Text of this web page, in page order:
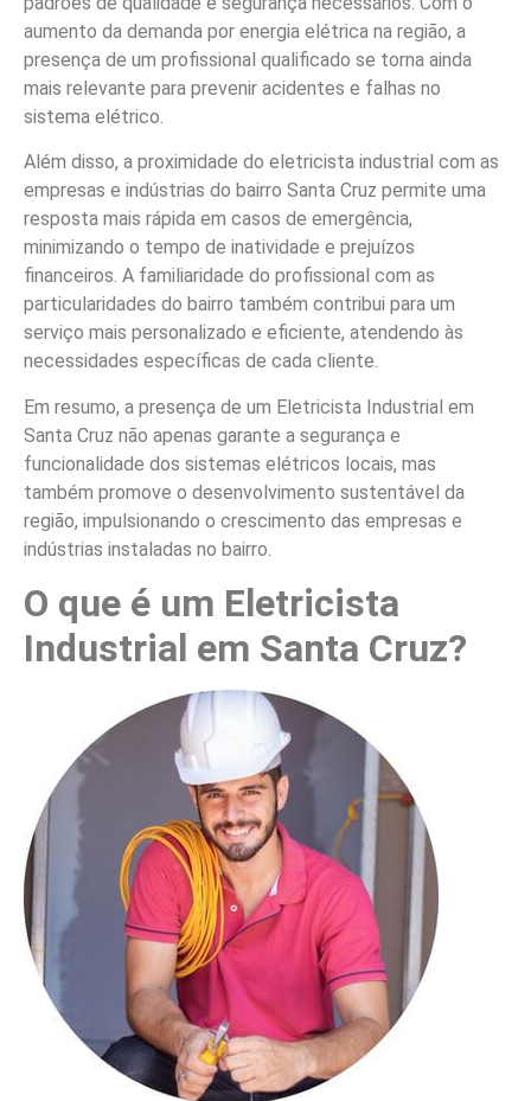
aumento da demanda por energia elétrica na região, a
presença de um profissional qualificado se torna ainda
mais relevante para prevenir acidentes e falhas no
sistema elétrico.
Além disso, a proximidade do eletricista industrial com as
empresas e indústrias do bairro Santa Cruz permite uma
resposta mais rápida em casos de emergência,
minimizando o tempo de inatividade e prejuízos
financeiros. A familiaridade do profissional com as
particularidades do bairro também contribui para um
serviço mais personalizado e eficiente, atendendo às
necessidades específicas de cada cliente.
Em resumo, a presença de um Eletricista Industrial em
Santa Cruz não apenas garante a segurança e
funcionalidade dos sistemas elétricos locais, mas
também promove o desenvolvimento sustentável da
região, impulsionando o crescimento das empresas e
indústrias instaladas no bairro.
O que é um Eletricista
Industrial em Santa Cruz?